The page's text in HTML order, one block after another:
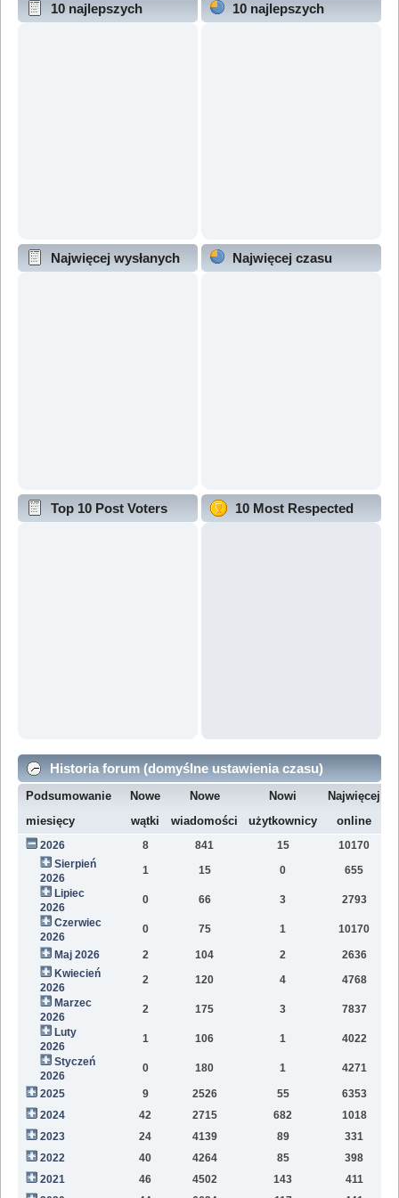
10 najlepszych
10 najlepszych
Najwięcej wysłanych
Najwięcej czasu
Top 10 Post Voters 10 Most Respected
Historia forum (domyślne ustawienia czasu)
Podsumowanie
miesięcy
Nowe
wątki
Nowe
wiadomości
Nowi
użytkownicy
Najwięcej
online
2026 8 841 15 10170
Sierpień
2026
1 15 0 655
Lipiec
2026
0 66 3 2793
Czerwiec
2026
0 75 1 10170
Maj 2026 2 104 2 2636
Kwiecień
2026
2 120 4 4768
Marzec
2026
2 175 3 7837
Luty
2026
1 106 1 4022
Styczeń
2026
0 180 1 4271
2025 9 2526 55 6353
2024
42 2715 682 1018
2023
24 4139 89 331
2022
40 4264 85 398
2021
46 4502 143 411